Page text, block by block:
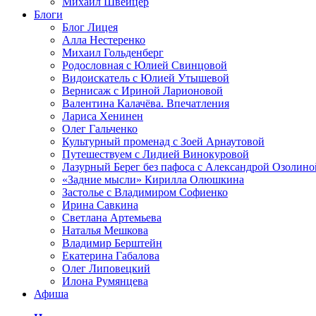
Блоги
Блог Лицея
Алла Нестеренко
Михаил Гольденберг
Родословная с Юлией Свинцовой
Видоискатель с Юлией Утышевой
Вернисаж с Ириной Ларионовой
Валентина Калачёва. Впечатления
Лариса Хенинен
Олег Гальченко
Культурный променад с Зоей Арнаутовой
Путешествуем с Лидией Винокуровой
Лазурный Берег без пафоса с Александрой
«Задние мысли» Кирилла Олюшкина
Застолье с Владимиром Софиенко
Ирина Савкина
Светлана Артемьева
Наталья Мешкова
Владимир Берштейн
Екатерина Габалова
Олег Липовецкий
Илона Румянцева
Афиша